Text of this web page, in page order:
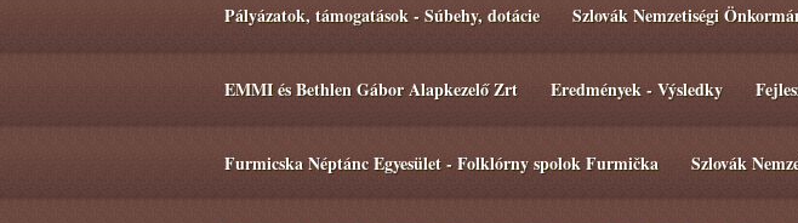
Pályázatok, támogatások - Súbehy, dotácie Szlovák Nemzetiségi
EMMI és Bethlen Gábor Alapkezelő Zrt Eredmények - Výsledky
Furmicska Néptánc Egyesület - Folklórny spolok Furmička Szlovák